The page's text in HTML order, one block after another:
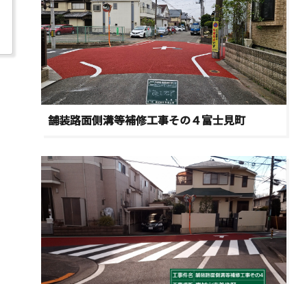
舗装路面側溝等補修工事その４富士見町